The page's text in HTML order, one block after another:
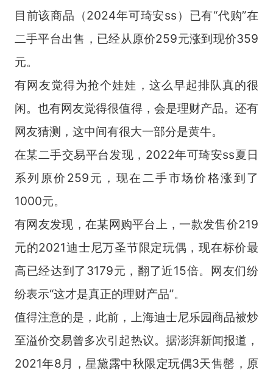
目前该商品（2024年可琦安ss）已有“代购”在
二手平台出售，已经从原价259元涨到现价359
元。
有网友觉得为抢个娃娃，这么早起排队真的很
闲。也有网友觉得很值得，会是理财产品。还有
网友猜测，这中间有很大一部分是黄牛。
在某二手交易平台发现，2022年可琦安ss夏日
系列原价259元，现在二手市场价格涨到了
1000元。
有网友发现，在某网购平台上，一款发售价219
元的2021迪士尼万圣节限定玩偶，现在标价最
高已经达到了3179元，翻了近15倍。网友们纷
纷表示“这才是真正的理财产品”。
值得注意的是，此前，上海迪士尼乐园商品被炒
至溢价交易曾多次引起热议。据澎湃新闻报道，
2021年8月，星黛露中秋限定玩偶3天售罄，原